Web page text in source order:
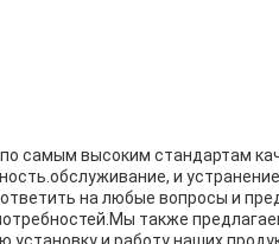
самым высоким стандартам
и
на любые вопросы и
также